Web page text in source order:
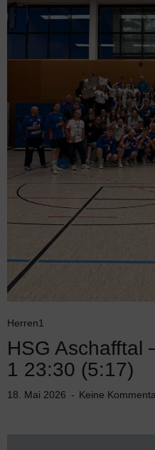
Herren1
HSG Aschafftal
1 23:30 (5:17)
18. Mai 2026 Keine